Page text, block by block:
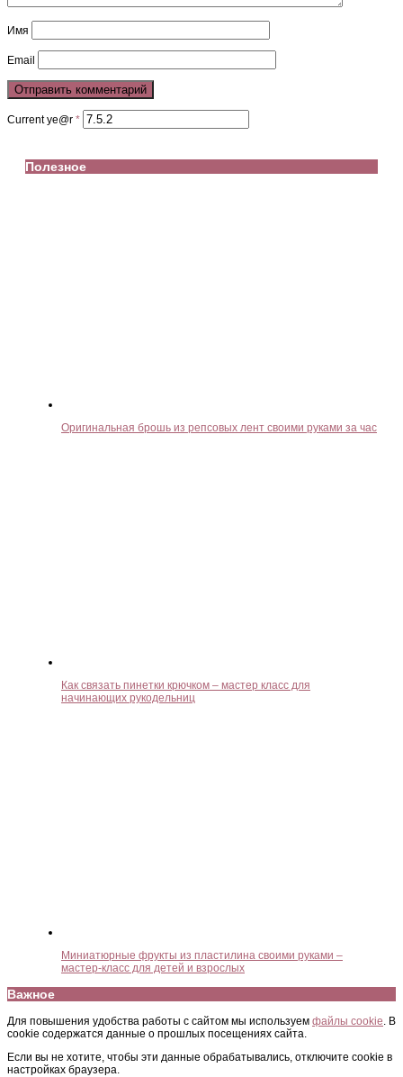
Имя
Email
Current ye@r *
Полезное
Оригинальная брошь из репсовых лент своими руками за час
Как связать пинетки крючком – мастер класс для
начинающих рукодельниц
Миниатюрные фрукты из пластилина своими руками –
мастер-класс для детей и взрослых
Важное
Для повышения удобства работы с сайтом мы используем файлы cookie . В
cookie содержатся данные о прошлых посещениях сайта.
Если вы не хотите, чтобы эти данные обрабатывались, отключите cookie в
настройках браузера.